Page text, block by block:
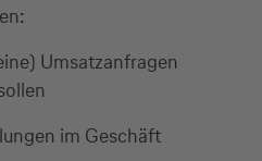
Umsatzanfragen
im Geschäft